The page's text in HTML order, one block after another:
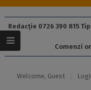
Redacție 0726 390 815
Comenzi
Welcome, Guest